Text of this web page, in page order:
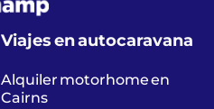
Viajes en autocaravana
Alquiler motorhome en
Cairns